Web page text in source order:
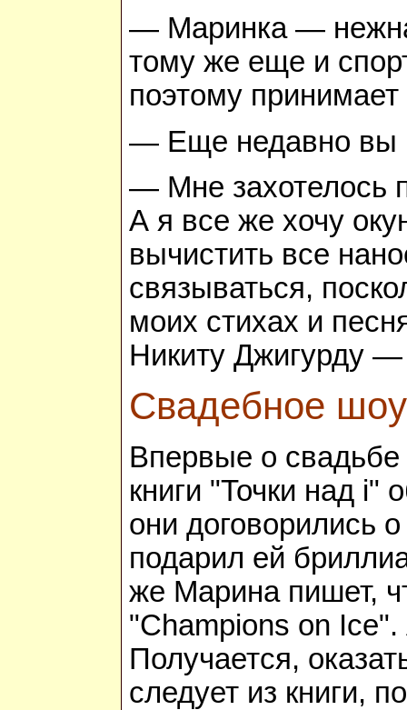
— Маринка —
тому же еще и
поэтому
— Еще недавно вы
— Мне захотелось
А я все же хочу
вычистить все
связываться,
моих стихах и
Никиту Джигурду
Свадебное шоу
Впервые о свадьбе
книги "Точки над i"
они договорились
подарил ей
же Марина пишет,
"Champions on Ice".
Получается,
следует из книги,